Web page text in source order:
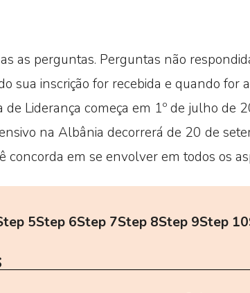
as perguntas. Perguntas não
sua inscrição for recebida e quando for
de Liderança começa em 1º de julho
na Albânia decorrerá de 20 de
concorda em se envolver em todos os
5Step 6Step 7Step 8Step 9Step 10